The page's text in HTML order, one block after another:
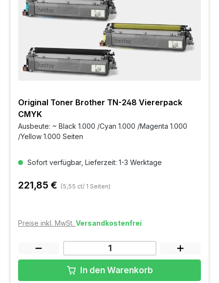
Original Toner Brother TN-248 Viererpack
CMYK
Ausbeute: ~ Black 1.000 /Cyan 1.000 /Magenta 1.000
/Yellow 1.000 Seiten
Sofort verfügbar, Lieferzeit: 1-3 Werktage
221,85 € (5,55 ct/ 1 Seiten)
Preise inkl. MwSt. Versandkostenfrei
In den Warenkorb